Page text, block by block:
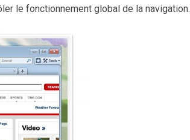
le fonctionnement global de la navigation.